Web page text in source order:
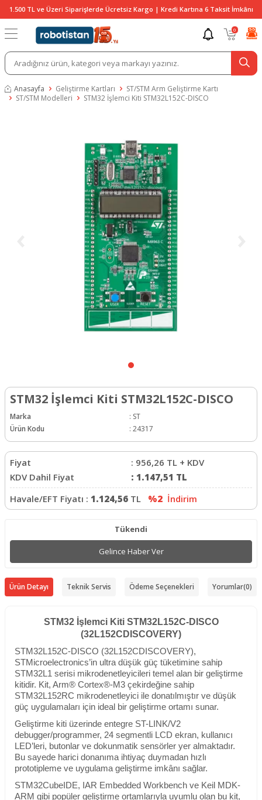
1.500 TL ve Üzeri Siparişlerde Ücretsiz Kargo | Kredi Kartına 6 Taksit İmkânı
0
Anasayfa Geliştirme Kartları
ST/STM Arm Geliştirme Kartı
ST/STM Modelleri
STM32 İşlemci Kiti STM32L152C-DISCO
STM32 İşlemci Kiti STM32L152C-DISCO
Marka : ST
Ürün Kodu
: 24317
Fiyat : 956,26 TL + KDV
KDV Dahil Fiyat
: 1.147,51 TL
Havale/EFT Fiyatı : 1.124,56 TL %2 İndirim
Tükendi
Gelince Haber Ver
Ürün Detayı Teknik Servis Ödeme Seçenekleri Yorumlar(0)
STM32 İşlemci Kiti STM32L152C-DISCO
(32L152CDISCOVERY)
STM32L152C-DISCO (32L152CDISCOVERY),
STMicroelectronics’in ultra düşük güç tüketimine sahip
STM32L1 serisi mikrodenetleyicileri temel alan bir geliştirme
kitidir. Kit, Arm® Cortex®-M3 çekirdeğine sahip
STM32L152RC mikrodenetleyici ile donatılmıştır ve düşük
güç uygulamaları için ideal bir geliştirme ortamı sunar.
Geliştirme kiti üzerinde entegre ST-LINK/V2
debugger/programmer, 24 segmentli LCD ekran, kullanıcı
LED’leri, butonlar ve dokunmatik sensörler yer almaktadır.
Bu sayede harici donanıma ihtiyaç duymadan hızlı
prototipleme ve uygulama geliştirme imkânı sağlar.
STM32CubeIDE, IAR Embedded Workbench ve Keil MDK-
ARM gibi popüler geliştirme ortamlarıyla uyumlu olan bu kit,